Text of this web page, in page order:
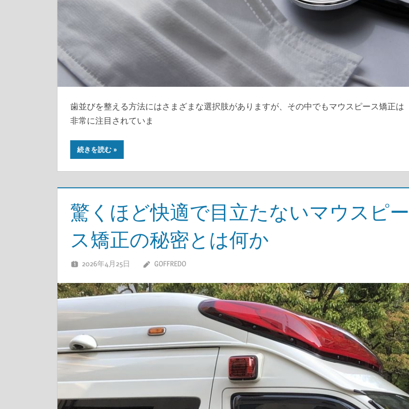
歯並びを整える方法にはさまざまな選択肢がありますが、その中でもマウスピース矯正は
非常に注目されていま
続きを読む
驚くほど快適で目立たないマウスピー
ス矯正の秘密とは何か
2026年4月25日 GOFFREDO